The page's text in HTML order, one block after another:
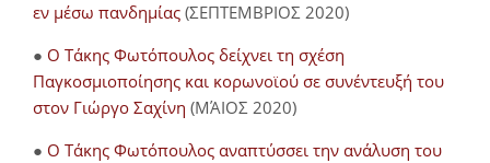
εν μέσω πανδημίας (ΣΕΠΤΕΜΒΡΙΟΣ 2020)
● Ο Τάκης Φωτόπουλος δείχνει τη σχέση
Παγκοσμιοποίησης και κορωνοϊού σε συνέντευξή του
στον Γιώργο Σαχίνη (ΜΆΙΟΣ 2020)
● O Τάκης Φωτόπουλος αναπτύσσει την ανάλυση του